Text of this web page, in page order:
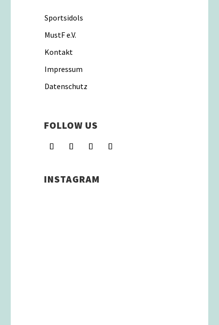
Sportsidols
MustF e.V.
Kontakt
Impressum
Datenschutz
FOLLOW US
INSTAGRAM